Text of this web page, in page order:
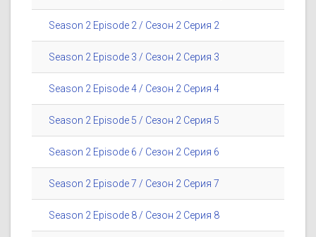
Season 2 Episode 2 / Сезон 2 Серия 2
Season 2 Episode 3 / Сезон 2 Серия 3
Season 2 Episode 4 / Сезон 2 Серия 4
Season 2 Episode 5 / Сезон 2 Серия 5
Season 2 Episode 6 / Сезон 2 Серия 6
Season 2 Episode 7 / Сезон 2 Серия 7
Season 2 Episode 8 / Сезон 2 Серия 8